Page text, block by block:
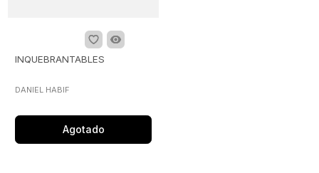
INQUEBRANTABLES
DANIEL HABIF
Agotado